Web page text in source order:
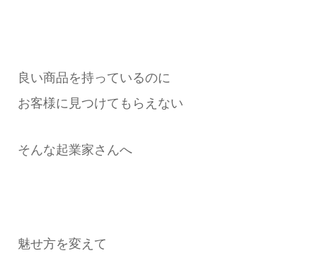
良い商品を持っているのに
お客様に見つけてもらえない
そんな起業家さんへ
魅せ方を変えて